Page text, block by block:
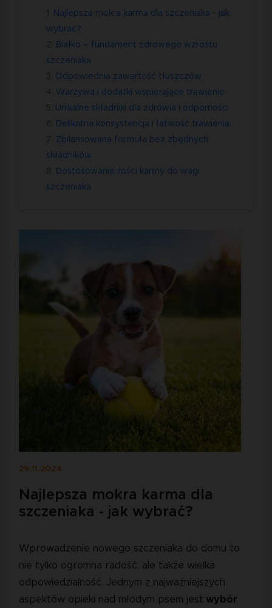
Najlepsza mokra karma dla szczeniaka - jak
wybrać?
Białko – fundament zdrowego wzrostu
szczeniaka
Odpowiednia zawartość tłuszczów
Warzywa i dodatki wspierające trawienie
Unikalne składniki dla zdrowia i odporności
Delikatna konsystencja i łatwość trawienia
Zbilansowana formuła bez zbędnych
składników
Dostosowanie ilości karmy do wagi
szczeniaka
29.11.2024
Najlepsza mokra karma dla
szczeniaka - jak wybrać?
Wprowadzenie nowego szczeniaka do domu to
nie tylko ogromna radość, ale także wielka
odpowiedzialność. Jednym z najważniejszych
aspektów opieki nad młodym psem jest wybór